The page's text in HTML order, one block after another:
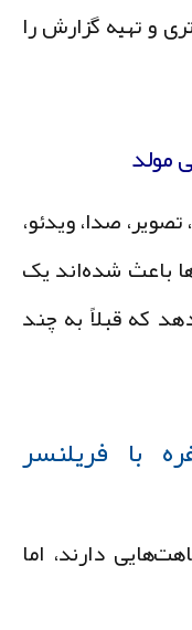
تهیه گزارش را
صدا، ویدئو،
شده‌اند یک
که قبلاً به چند
با فریلنسر
دارند، اما